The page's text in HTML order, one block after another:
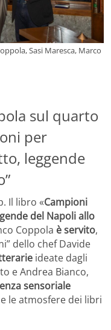
Sasi Maresca, Marco
sul quarto
per
leggende
Il libro «Campioni
del Napoli allo
Coppola è servito,
dello chef Davide
ideate dagli
e Andrea Bianco,
sensoriale
le atmosfere dei libri